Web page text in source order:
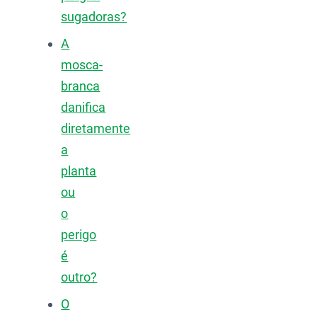
sugadoras?
A
mosca-
branca
danifica
diretamente
a
planta
ou
o
perigo
é
outro?
O